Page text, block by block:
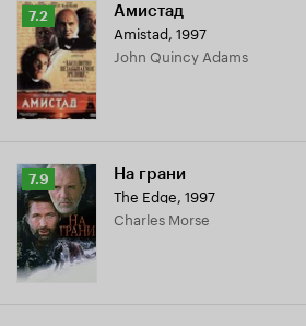
Рейтинг
Кинопоиска
7.2
7.2 Амистад
Amistad, 1997
John Quincy Adams
Рейтинг
Кинопоиска
7.9
7.9 На грани
The Edge, 1997
Charles Morse